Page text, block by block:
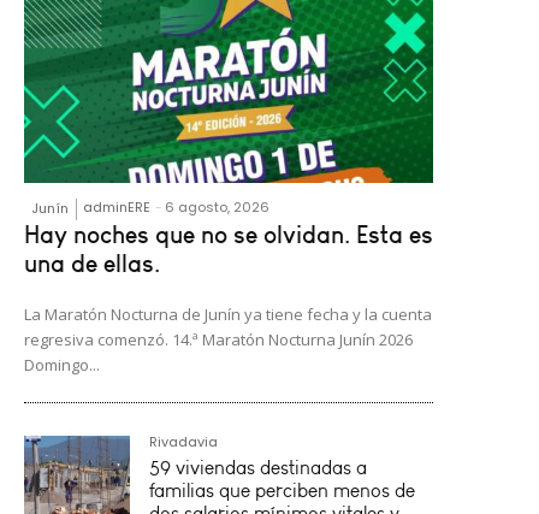
Junín adminERE - 6 agosto, 2026
Hay noches que no se olvidan. Esta es
una de ellas.
La Maratón Nocturna de Junín ya tiene fecha y la cuenta
regresiva comenzó. 14.ª Maratón Nocturna Junín 2026
Domingo...
Rivadavia
59 viviendas destinadas a
familias que perciben menos de